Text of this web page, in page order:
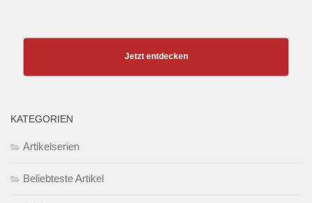
Jetzt entdecken
KATEGORIEN
Artikelserien
Beliebteste Artikel